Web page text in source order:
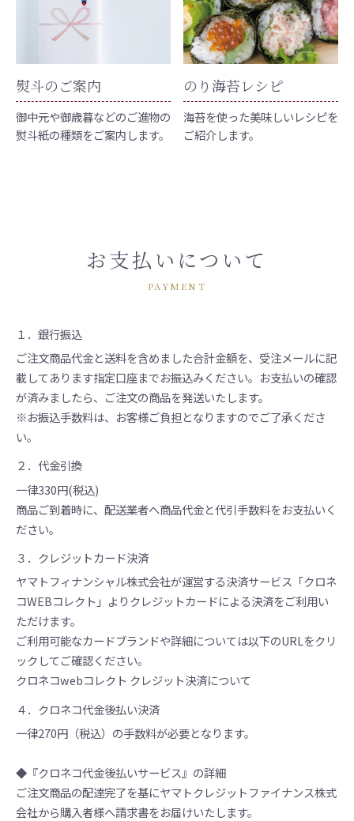
熨斗のご案内
御中元や御歳暮などのご進物の
熨斗紙の種類をご案内します。
のり海苔レシピ
海苔を使った美味しいレシピを
ご紹介します。
お支払いについて
PAYMENT
１．銀行振込
ご注文商品代金と送料を含めました合計金額を、受注メールに記
載してあります指定口座までお振込みください。お支払いの確認
が済みましたら、ご注文の商品を発送いたします。
※お振込手数料は、お客様ご負担となりますのでご了承くださ
い。
２．代金引換
一律330円(税込)
商品ご到着時に、配送業者へ商品代金と代引手数料をお支払いく
ださい。
３．クレジットカード決済
ヤマトフィナンシャル株式会社が運営する決済サービス「クロネ
コWEBコレクト」よりクレジットカードによる決済をご利用い
ただけます。
ご利用可能なカードブランドや詳細については以下のURLをクリ
ックしてご確認ください。
クロネコwebコレクト クレジット決済について
４．クロネコ代金後払い決済
一律270円（税込）の手数料が必要となります。
◆『クロネコ代金後払いサービス』の詳細
ご注文商品の配達完了を基にヤマトクレジットファイナンス株式
会社から購入者様へ請求書をお届けいたします。